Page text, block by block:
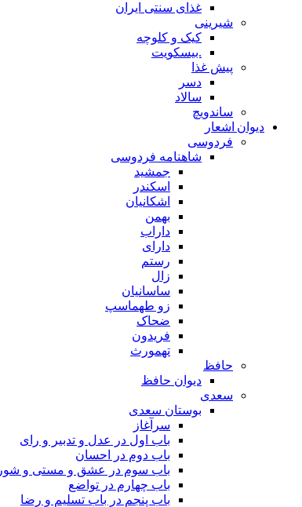
غذای سنتی ایران
شیرینی
کیک و کلوچه
.بیسکویت
پیش غذا
دسر
سالاد
ساندویچ
دیوان اشعار
فردوسی
شاهنامه فردوسی
جمشید
اسکندر
اشکانیان
بهمن
داراب
دارای
رستم
زال
ساسانیان
زو طهماسپ‏
ضحاک
فریدون
تهمورث
حافظ
دیوان حافظ
سعدی
بوستان سعدی
سرآغاز
باب اول در عدل و تدبیر و رای
باب دوم در احسان
باب سوم در عشق و مستی و شور
باب چهارم در تواضع
باب پنجم در باب تسلیم و رضا